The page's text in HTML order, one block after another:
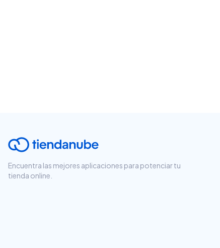
Encuentra las mejores aplicaciones para potenciar tu
tienda online.